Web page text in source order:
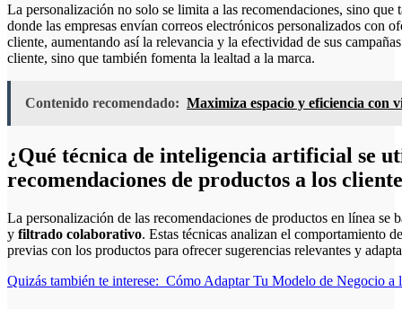
La personalización no solo se limita a las recomendaciones, sino
donde las empresas envían correos electrónicos personalizados con
cliente, aumentando así la relevancia y la efectividad de sus
cliente, sino que también fomenta la lealtad a la marca.
Contenido recomendado: Maximiza espacio y eficiencia con
¿Qué técnica de inteligencia artificial se
recomendaciones de productos a los
La personalización de las recomendaciones de productos en línea se
y filtrado colaborativo. Estas técnicas analizan el comportamiento
previas con los productos para ofrecer sugerencias relevantes y
Quizás también te interese: Cómo Adaptar Tu Modelo de Negocio a